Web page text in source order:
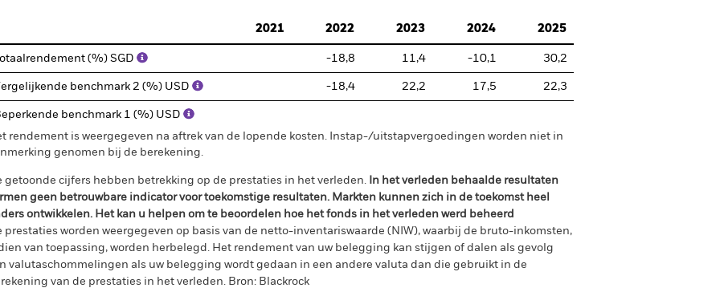
2021
2022 2023 2024 2025
Totaalrendement (%) SGD -18,8 11,4 -10,1 30,2
benchmark 2 (%) USD -18,4 22,2 17,5 22,3
benchmark 1 (%) USD
rendement is weergegeven na aftrek van de lopende kosten. Instap-/uitstapvergoedingen worden niet in
genomen bij de berekening.
getoonde cijfers hebben betrekking op de prestaties in het verleden. In het verleden behaalde resultaten
geen betrouwbare indicator voor toekomstige resultaten. Markten kunnen zich in de toekomst heel
ontwikkelen. Het kan u helpen om te beoordelen hoe het fonds in het verleden werd beheerd
prestaties worden weergegeven op basis van de netto-inventariswaarde (NIW), waarbij de bruto-inkomsten,
van toepassing, worden herbelegd. Het rendement van uw belegging kan stijgen of dalen als gevolg
valutaschommelingen als uw belegging wordt gedaan in een andere valuta dan die gebruikt in de
van de prestaties in het verleden. Bron: Blackrock